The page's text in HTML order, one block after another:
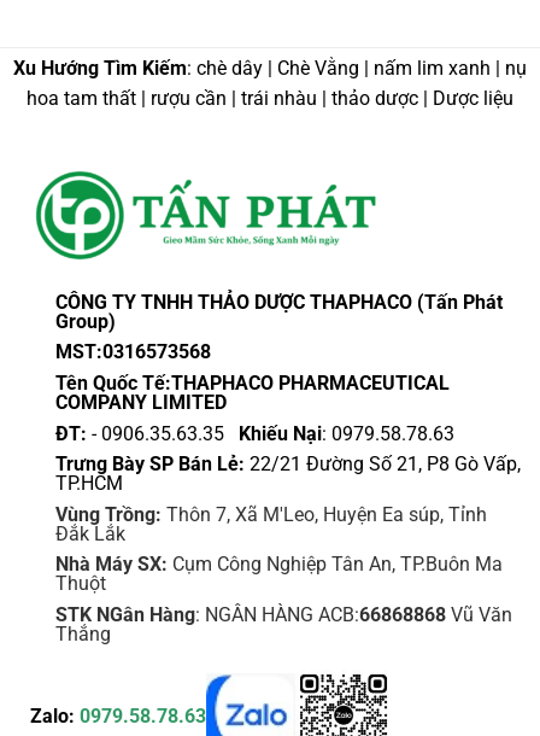
Xu Hướng Tìm Kiếm: chè dây | Chè Vằng | nấm lim xanh | nụ
hoa tam thất | rượu cần | trái nhàu | thảo dược | Dược liệu
CÔNG TY TNHH THẢO DƯỢC THAPHACO (Tấn Phát
Group)
MST:0316573568
Tên Quốc Tế:THAPHACO PHARMACEUTICAL
COMPANY LIMITED
ĐT: - 0906.35.63.35 Khiếu Nại: 0979.58.78.63
Trưng Bày SP Bán Lẻ: 22/21 Đường Số 21, P8 Gò Vấp,
TP.HCM
Vùng Trồng: Thôn 7, Xã M'Leo, Huyện Ea súp, Tỉnh
Đắk Lắk
Nhà Máy SX: Cụm Công Nghiệp Tân An, TP.Buôn Ma
Thuột
STK NGân Hàng: NGÂN HÀNG ACB:66868868Vũ Văn
Thắng
Zalo: 0979.58.78.63